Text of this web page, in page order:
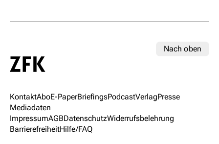
Nach oben
KontaktAboE-PaperBriefingsPodcastVerlagPresse
Mediadaten
ImpressumAGBDatenschutzWiderrufsbelehrung
BarrierefreiheitHilfe/FAQ